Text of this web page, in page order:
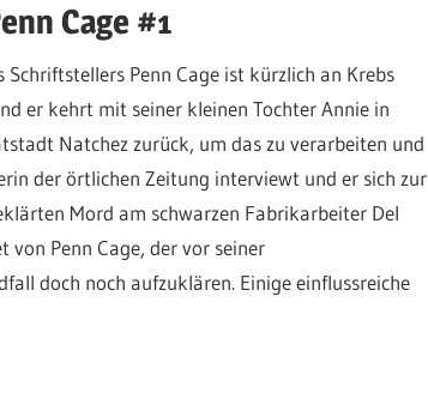
Cage #1
Schriftstellers Penn Cage ist kürzlich an Krebs
er kehrt mit seiner kleinen Tochter Annie in
Natchez zurück, um das zu verarbeiten und
der örtlichen Zeitung interviewt und er sich zur
Mord am schwarzen Fabrikarbeiter Del
Penn Cage, der vor seiner
doch noch aufzuklären. Einige einflussreiche